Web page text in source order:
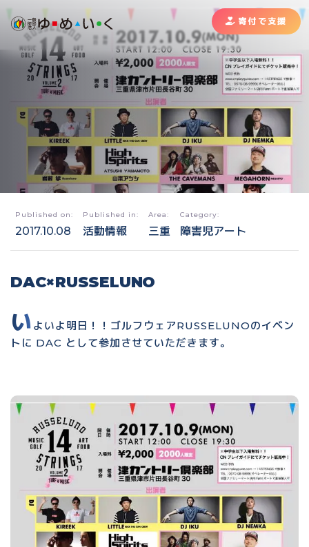
寄付で支援
Published on:
2017.10.08
Published in:
活動情報
Area:
三重
Category:
障害児アート
DAC×RUSSELUNO
い よいよ明日！！ゴルフウェアRUSSELUNOのイベン
トに DAC として参加させていただきます。